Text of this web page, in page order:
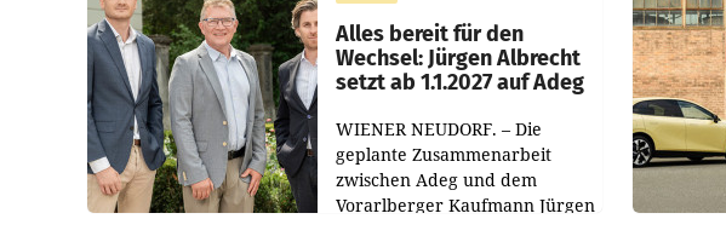
österreichischen Müller-Filialen
Alles bereit für den
Wechsel: Jürgen Albrecht
setzt ab 1.1.2027 auf Adeg
WIENER NEUDORF. – Die
geplante Zusammenarbeit
zwischen Adeg und dem
Vorarlberger Kaufmann Jürgen